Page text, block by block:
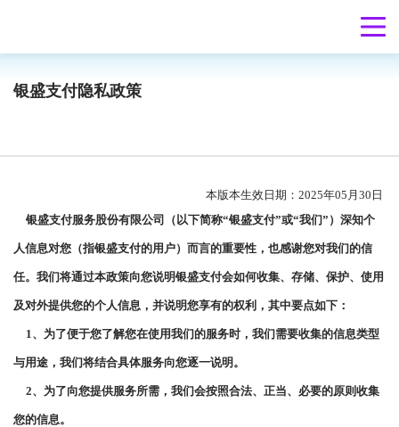
银盛支付隐私政策
本版本生效日期： 2025年05 月 30 日
银盛支付服务股份有限公司（以下简称“银盛支付”或“我们”）深知个
人信息对您（指银盛支付的用户）而言的重要性，也感谢您对我们的信
任。我们将通过本政策向您说明银盛支付会如何收集、存储、保护、使用
及对外提供您的个人信息，并说明您享有的权利，其中要点如下：
1、为了便于您了解您在使用我们的服务时，我们需要收集的信息类型
与用途，我们将结合具体服务向您逐一说明。
2、为了向您提供服务所需，我们会按照合法、正当、必要的原则收集
您的信息。